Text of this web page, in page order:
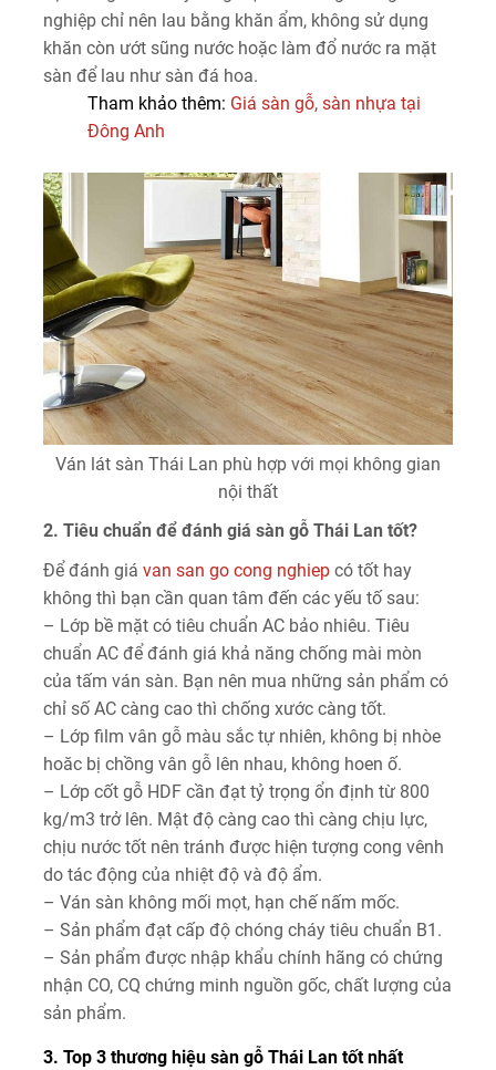
nghiệp chỉ nên lau bằng khăn ẩm, không sử dụng
khăn còn ướt sũng nước hoặc làm đổ nước ra mặt
sàn để lau như sàn đá hoa.
Tham khảo thêm: Giá sàn gỗ, sàn nhựa tại
Đông Anh
Ván lát sàn Thái Lan phù hợp với mọi không gian
nội thất
2. Tiêu chuẩn để đánh giá sàn gỗ Thái Lan tốt?
Để đánh giá van san go cong nghiep có tốt hay
không thì bạn cần quan tâm đến các yếu tố sau:
– Lớp bề mặt có tiêu chuẩn AC bảo nhiêu. Tiêu
chuẩn AC để đánh giá khả năng chống mài mòn
của tấm ván sàn. Bạn nên mua những sản phẩm có
chỉ số AC càng cao thì chống xước càng tốt.
– Lớp film vân gỗ màu sắc tự nhiên, không bị nhòe
hoăc bị chồng vân gỗ lên nhau, không hoen ố.
– Lớp cốt gỗ HDF cần đạt tỷ trọng ổn định từ 800
kg/m3 trở lên. Mật độ càng cao thì càng chịu lực,
chịu nước tốt nên tránh được hiện tượng cong vênh
do tác động của nhiệt độ và độ ẩm.
– Ván sàn không mối mọt, hạn chế nấm mốc.
– Sản phẩm đạt cấp độ chóng cháy tiêu chuẩn B1.
– Sản phẩm được nhập khẩu chính hãng có chứng
nhận CO, CQ chứng minh nguồn gốc, chất lượng của
sản phẩm.
3. Top 3 thương hiệu sàn gỗ Thái Lan tốt nhất